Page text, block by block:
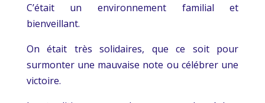
C’était un environnement familial et
bienveillant.
On était très solidaires, que ce soit pour
surmonter une mauvaise note ou célébrer une
victoire.